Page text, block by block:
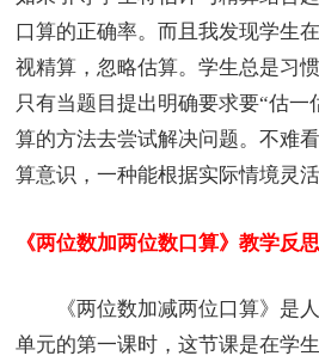
口算的正确率。而且我发现学生
视精算，忽略估算。学生总是习
只有当题目提出明确要求要“估一
算的方法去尝试解决问题。不难
算意识，一种能根据实际情境灵
《两位数加两位数口算》教学反
《两位数加减两位口算》是人
单元的第一课时，这节课是在学